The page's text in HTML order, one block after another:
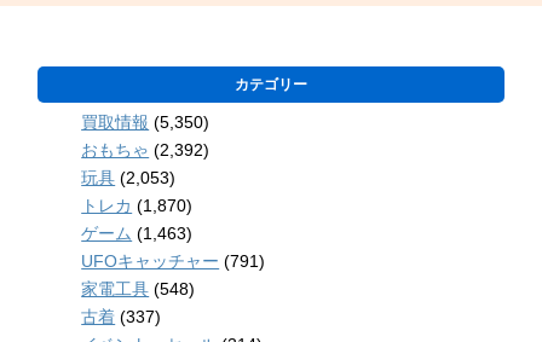
カテゴリー
買取情報 (5,350)
おもちゃ (2,392)
玩具 (2,053)
トレカ (1,870)
ゲーム (1,463)
UFOキャッチャー (791)
家電工具 (548)
古着 (337)